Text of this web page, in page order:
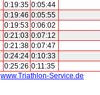
0:19:35 0:05:44
0:19:46 0:05:55
0:19:53 0:06:02
0:21:03 0:07:12
0:21:38 0:07:47
0:24:24 0:10:33
0:25:26 0:11:35
www.Triathlon-Service.de